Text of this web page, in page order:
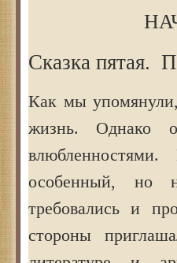
Сказка пятая.
Как мы
жизнь. Однако
особенный, но
требовались и
стороны